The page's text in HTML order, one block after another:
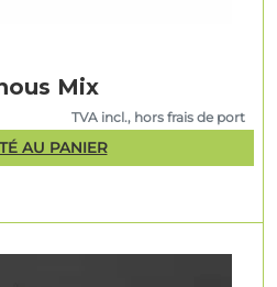
Mix
TVA incl., hors frais de port
AU PANIER